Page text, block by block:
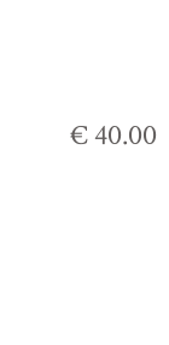
€ 40.00